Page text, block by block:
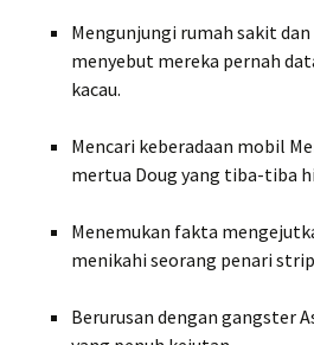
Mengunjungi rumah sakit
menyebut mereka pernah
kacau.
Mencari keberadaan mobil
mertua Doug yang tiba-tiba
Menemukan fakta
menikahi seorang penari
Berurusan dengan gangster